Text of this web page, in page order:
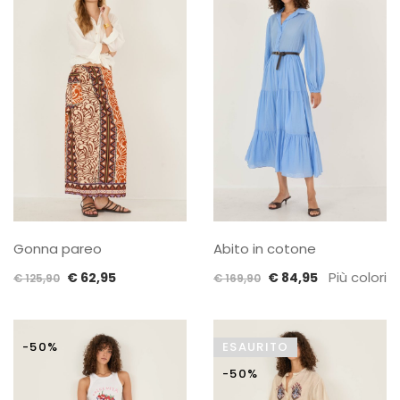
Gonna pareo
€125,90 Il
originale
era:
€ 125,90.
€ 62,95Il
attuale
è:
€ 62,95.
Abito in cotone
€169,90 Il
originale
era:
€ 169,90.
€ 84,95Il
attuale
€ 84,95.
Più colori
-50%
ESAURITO
-50%